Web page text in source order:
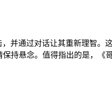
并通过对话让其重新理智
持悬念。值得指出的是，